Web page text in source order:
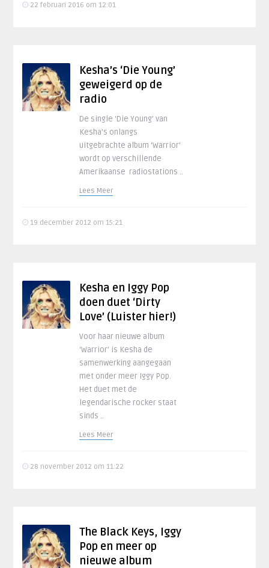
22 februari 2016 om 12:01
Kesha’s ‘Die Young’
geweigerd op de
radio
De single ‘Die Young’ van
Kesha’s onlangs
uitgebrachte album ‘Warrior’
wordt op verschillende
Amerikaanse radiostations ..
Lees Meer
19 december 2012 om 15:21
Kesha en Iggy Pop
doen duet ‘Dirty
Love’ (Luister hier!)
Voor haar nieuwe album
‘Warrior’ is Kesha de
samenwerking aangegaan
met onder meer Iggy Pop.
Het duet met de
legendarische rocker staat
sinds ..
Lees Meer
28 november 2012 om 11:22
The Black Keys, Iggy
Pop en meer op
nieuwe album